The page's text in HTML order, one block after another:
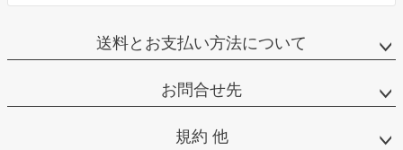
送料とお支払い方法について
お問合せ先
規約 他